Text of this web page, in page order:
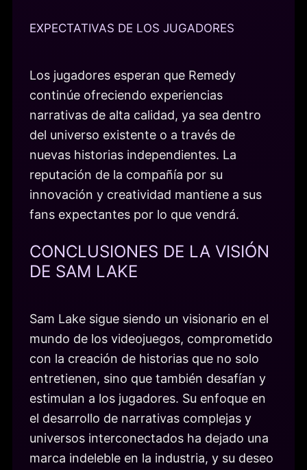
EXPECTATIVAS DE LOS JUGADORES
Los jugadores esperan que Remedy
continúe ofreciendo experiencias
narrativas de alta calidad, ya sea dentro
del universo existente o a través de
nuevas historias independientes. La
reputación de la compañía por su
innovación y creatividad mantiene a sus
fans expectantes por lo que vendrá.
CONCLUSIONES DE LA VISIÓN
DE SAM LAKE
Sam Lake sigue siendo un visionario en el
mundo de los videojuegos, comprometido
con la creación de historias que no solo
entretienen, sino que también desafían y
estimulan a los jugadores. Su enfoque en
el desarrollo de narrativas complejas y
universos interconectados ha dejado una
marca indeleble en la industria, y su deseo